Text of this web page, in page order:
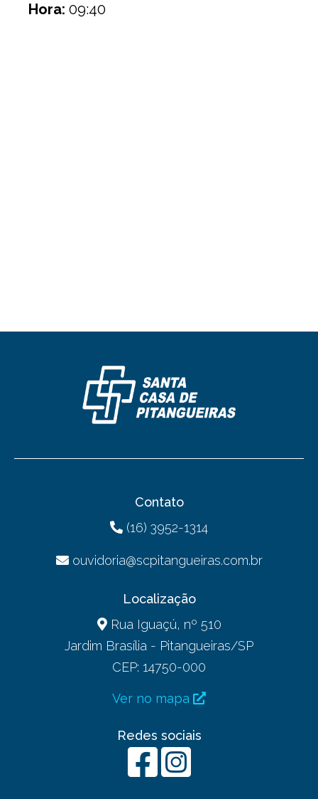
Hora: 09:40
Contato
(16) 3952-1314
ouvidoria@scpitangueiras.com.br
Localização
Rua Iguaçú, nº 510
Jardim Brasília - Pitangueiras/SP
CEP: 14750-000
Ver no mapa
Redes sociais